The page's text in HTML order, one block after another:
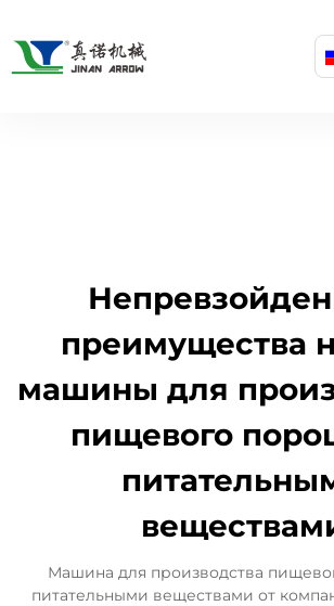
преимущества
машины для
пищевого
Машина для производства
питательными веществами от